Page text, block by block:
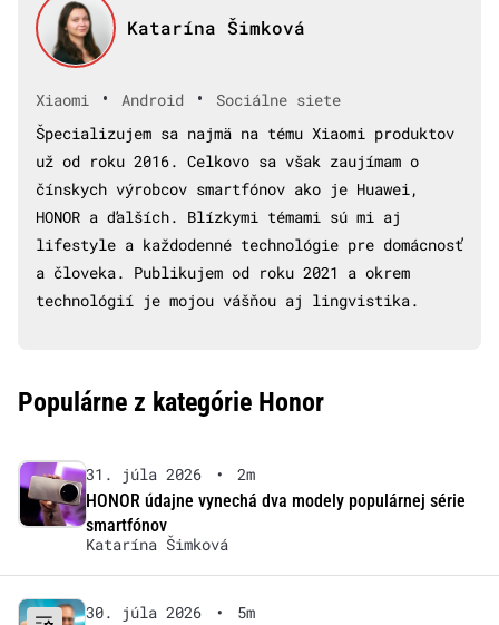
Katarína Šimková
Xiaomi • Android •
Sociálne siete
Špecializujem sa najmä na tému Xiaomi produktov
už od roku 2016. Celkovo sa však zaujímam o
čínskych výrobcov smartfónov ako je Huawei,
HONOR a ďalších. Blízkymi témami sú mi aj
lifestyle a každodenné technológie pre domácnosť
a človeka. Publikujem od roku 2021 a okrem
technológií je mojou vášňou aj lingvistika.
Populárne z kategórie Honor
31. júla 2026 •
2m
HONOR údajne vynechá dva modely populárnej série
smartfónov
Katarína Šimková
30. júla 2026 •
5m